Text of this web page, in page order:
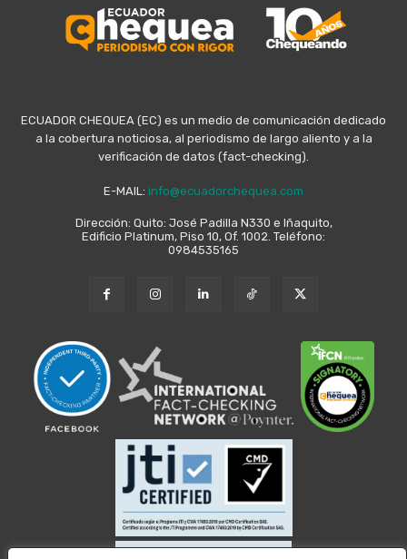
ECUADOR CHEQUEA (EC) es un medio de comunicación dedicado
a la cobertura noticiosa, al periodismo de largo aliento y a la
verificación de datos (fact-checking).
E-MAIL: info@ecuadorchequea.com
Dirección: Quito: José Padilla N330 e Iñaquito,
Edificio Platinum, Piso 10, Of. 1002. Teléfono:
0984535165